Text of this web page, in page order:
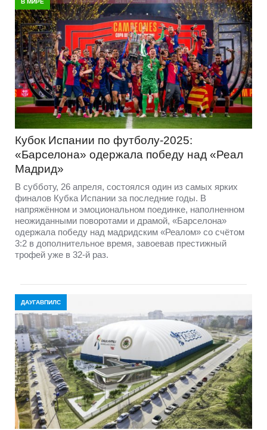
В МИРЕ
Кубок Испании по футболу-2025:
«Барселона» одержала победу над «Реал
Мадрид»
В субботу, 26 апреля, состоялся один из самых ярких
финалов Кубка Испании за последние годы. В
напряжённом и эмоциональном поединке, наполненном
неожиданными поворотами и драмой, «Барселона»
одержала победу над мадридским «Реалом» со счётом
3:2 в дополнительное время, завоевав престижный
трофей уже в 32-й раз.
ДАУГАВПИЛС